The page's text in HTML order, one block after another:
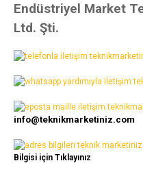
Endüstriyel Market
Ltd. Şti.
info@teknikmarketiniz.com
Bilgisi için Tıklayınız